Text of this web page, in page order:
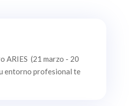
ARIES (21 marzo - 20
entorno profesional te